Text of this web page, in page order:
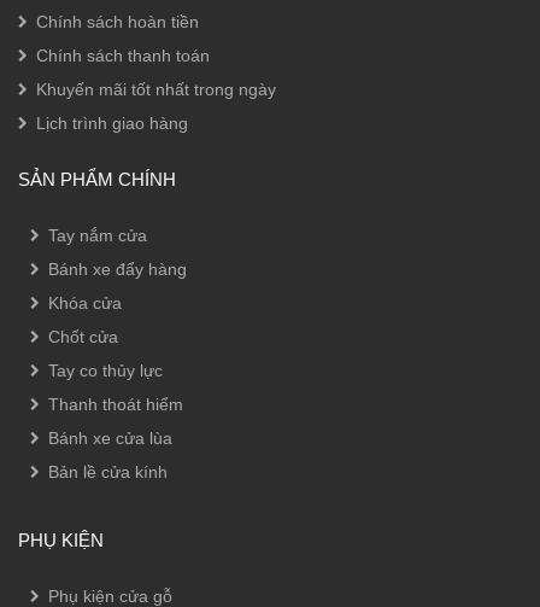
Chính sách hoàn tiền
Chính sách thanh toán
Khuyến mãi tốt nhất trong ngày
Lịch trình giao hàng
SẢN PHẨM CHÍNH
Tay nắm cửa
Bánh xe đẩy hàng
Khóa cửa
Chốt cửa
Tay co thủy lực
Thanh thoát hiểm
Bánh xe cửa lùa
Bản lề cửa kính
PHỤ KIỆN
Phụ kiện cửa gỗ